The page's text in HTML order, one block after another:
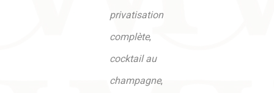
privatisation
complète,
cocktail au
champagne,